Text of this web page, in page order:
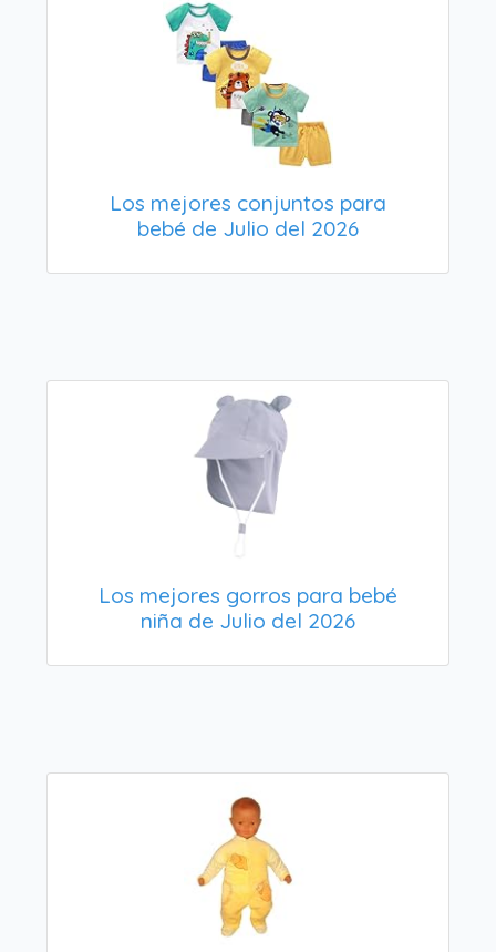
Los mejores conjuntos para
bebé de Julio del 2026
Los mejores gorros para bebé
niña de Julio del 2026